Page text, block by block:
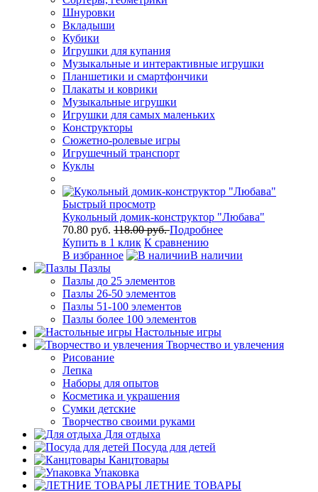
Шнуровки
Вкладыши
Кубики
Игрушки для купания
Музыкальные и интерактивные игрушки
Планшетики и смартфончики
Плакаты и коврики
Музыкальные игрушки
Игрушки для самых маленьких
Конструкторы
Сюжетно-ролевые игры
Игрушечный транспорт
Куклы
Быстрый просмотр
Кукольный домик-конструктор "Любава"
70.80 руб. 118.00 руб.Подробнее
Купить в 1 клик К сравнению
В избранное
В наличии
Пазлы
Пазлы до 25 элементов
Пазлы 26-50 элементов
Пазлы 51-100 элементов
Пазлы более 100 элементов
Настольные игры
Творчество и увлечения
Рисование
Лепка
Наборы для опытов
Косметика и украшения
Сумки детские
Творчество своими руками
Для отдыха
Посуда для детей
Канцтовары
Упаковка
ЛЕТНИЕ ТОВАРЫ